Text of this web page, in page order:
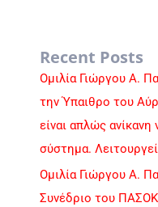
Recent Posts
Ομιλία Γιώργου Α.
την Ύπαιθρο του
είναι απλώς ανίκανη
σύστημα.
Ομιλία Γιώργου Α.
Συνέδριο του